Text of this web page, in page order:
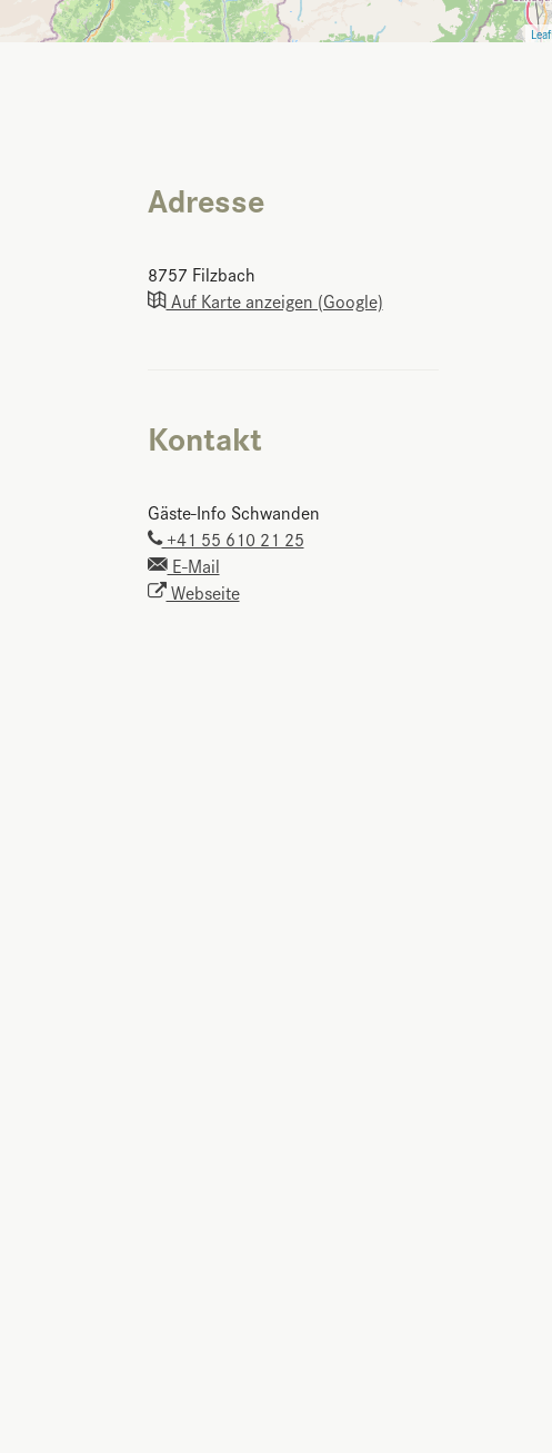
Adresse
8757 Filzbach
Auf Karte anzeigen (Google)
Kontakt
Gäste-Info Schwanden
+41 55 610 21 25
E-Mail
Webseite